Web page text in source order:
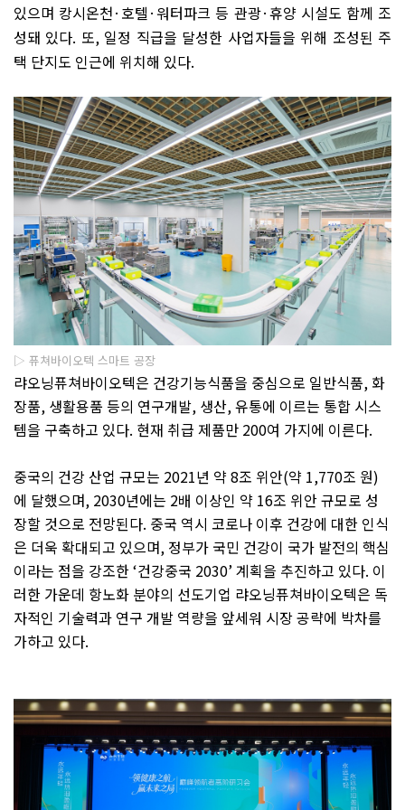
있으며 캉시온천· 호텔 · 워터파크 등 관광·휴양 시설도 함께 조
성돼 있다. 또, 일정 직급을 달성한 사업자들을 위해 조성된 주
택 단지도 인근에 위치해 있다.
▷ 퓨쳐바이오텍 스마트 공장
랴오닝퓨쳐바이오텍은 건강기능식품을 중심으로 일반식품, 화
장품, 생활용품 등의 연구개발, 생산, 유통에 이르는 통합 시스
템을 구축하고 있다. 현재 취급 제품만 200여 가지에 이른다.
중국의 건강 산업 규모는 2021년 약8조 위안(약 1,770조 원)
에 달했으며, 2030년에는 2배 이상인 약 16조 위안 규모로 성
장할 것으로 전망된다. 중국 역시 코로나 이후 건강에 대한 인식
은 더욱 확대되고 있으며, 정부가 국민 건강이 국가 발전의 핵심
이라는 점을 강조한‘건강중국 2030’계획을 추진하고 있다. 이
러한 가운데 항노화 분야의 선도기업 랴오닝퓨쳐바이오텍은 독
자적인 기술력과 연구 개발 역량을 앞세워 시장 공략에 박차를
가하고 있다.